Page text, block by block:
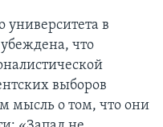
в
что
выборов
мысль о том, что они